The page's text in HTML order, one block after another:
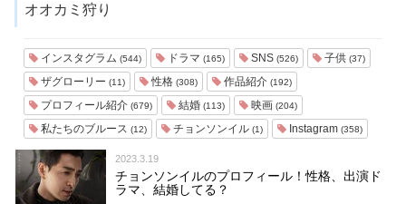
オオカミ狩り
インスタグラム (544) ドラマ (165) SNS (526) 子供 (37)
ザグローリー (11) 性格 (308) 作品紹介 (192)
プロフィール紹介 (679) 結婚 (113) 映画 (204)
私たちのブルース (12) チョンソンイル (1) Instagram (358)
2023.3.19
チョンソンイルのプロフィール！性格、出演ド
ラマ、結婚してる？